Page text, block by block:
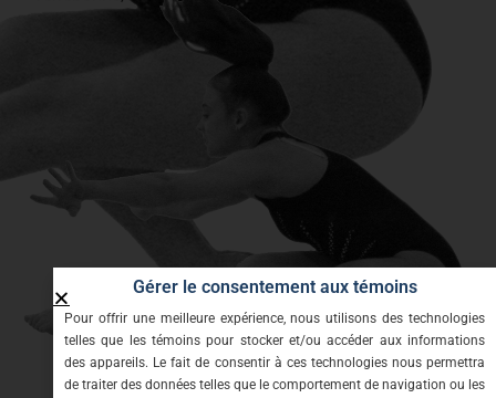
Gérer le consentement aux témoins
Pour offrir une meilleure expérience, nous utilisons des technologies
telles que les témoins pour stocker et/ou accéder aux informations
des appareils. Le fait de consentir à ces technologies nous permettra
de traiter des données telles que le comportement de navigation ou les